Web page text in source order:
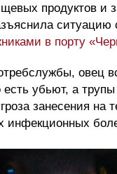
продуктов и
ситуацию
в порту
овец
убьют, а трупы
занесения на
инфекционных